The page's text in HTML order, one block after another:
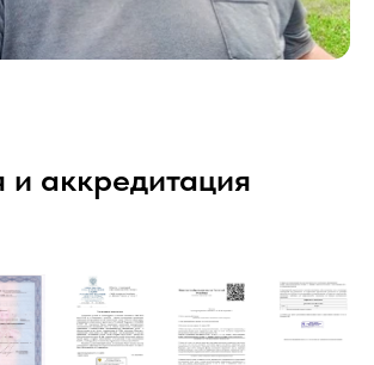
и аккредитация